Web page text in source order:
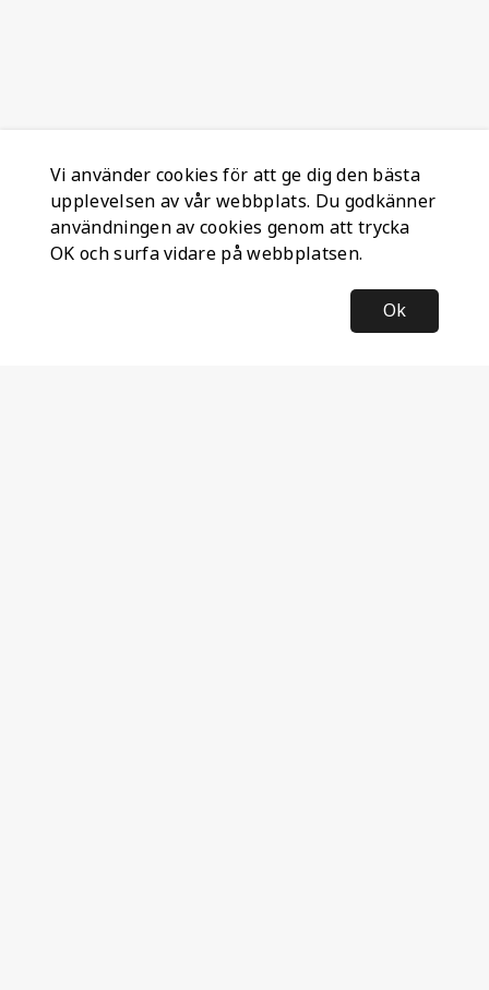
Vi använder cookies för att ge dig den bästa
upplevelsen av vår webbplats. Du godkänner
användningen av cookies genom att trycka
OK och surfa vidare på webbplatsen.
Ok